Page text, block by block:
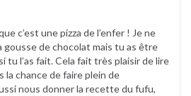
c’est une pizza de l’enfer ! Je ne
gousse de chocolat mais tu as être
tu l’as fait. Cela fait très plaisir de lire
la chance de faire plein de
nous donner la recette du fufu,